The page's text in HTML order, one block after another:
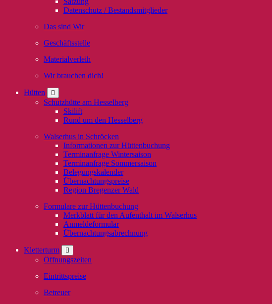
Datenschutz / Bestandsmitglieder
Das sind Wir
Geschäftsstelle
Materialverleih
Wir brauchen dich!
Hütten
Schutzhütte am Hesselberg
Skilift
Rund um den Hesselberg
Walserhus in Schröcken
Informationen zur Hüttenbuchung
Terminanfrage Wintersaison
Terminanfrage Sommersaison
Belegungskalender
Übernachtungspreise
Region Bregenzer Wald
Formulare zur Hüttenbuchung
Merkblatt für den Aufenthalt im Walserhus
Anmeldeformular
Übernachtungsabrechnung
Kletterturm
Öffnungszeiten
Eintrittspreise
Betreuer